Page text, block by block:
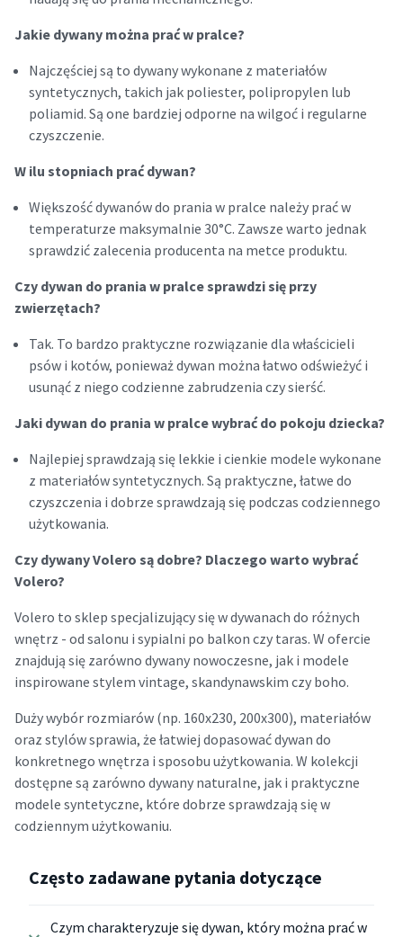
Jakie dywany można prać w pralce?
Najczęściej są to dywany wykonane z materiałów
syntetycznych, takich jak poliester, polipropylen lub
poliamid. Są one bardziej odporne na wilgoć i regularne
czyszczenie.
W ilu stopniach prać dywan?
Większość dywanów do prania w pralce należy prać w
temperaturze maksymalnie 30°C. Zawsze warto jednak
sprawdzić zalecenia producenta na metce produktu.
Czy dywan do prania w pralce sprawdzi się przy
zwierzętach?
Tak. To bardzo praktyczne rozwiązanie dla właścicieli
psów i kotów, ponieważ dywan można łatwo odświeżyć i
usunąć z niego codzienne zabrudzenia czy sierść.
Jaki dywan do prania w pralce wybrać do pokoju dziecka?
Najlepiej sprawdzają się lekkie i cienkie modele wykonane
z materiałów syntetycznych. Są praktyczne, łatwe do
czyszczenia i dobrze sprawdzają się podczas codziennego
użytkowania.
Czy dywany Volero są dobre? Dlaczego warto wybrać
Volero?
Volero to sklep specjalizujący się w dywanach do różnych
wnętrz - od salonu i sypialni po balkon czy taras. W ofercie
znajdują się zarówno dywany nowoczesne, jak i modele
inspirowane stylem vintage, skandynawskim czy boho.
Duży wybór rozmiarów (np. 160x230, 200x300), materiałów
oraz stylów sprawia, że łatwiej dopasować dywan do
konkretnego wnętrza i sposobu użytkowania. W kolekcji
dostępne są zarówno dywany naturalne, jak i praktyczne
modele syntetyczne, które dobrze sprawdzają się w
codziennym użytkowaniu.
Często zadawane pytania dotyczące
Czym charakteryzuje się dywan, który można prać w